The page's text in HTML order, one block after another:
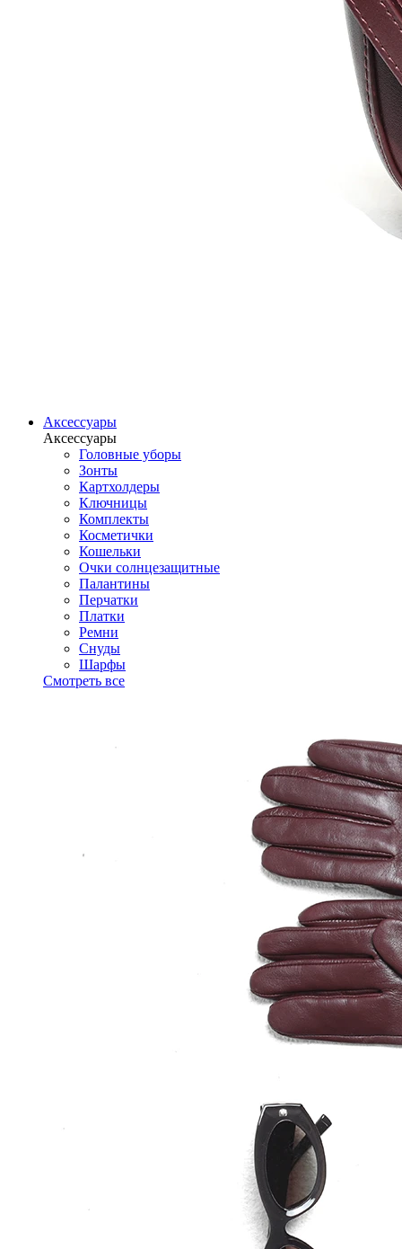
Аксессуары
Аксессуары
Головные уборы
Зонты
Картхолдеры
Ключницы
Комплекты
Косметички
Кошельки
Очки солнцезащитные
Палантины
Перчатки
Платки
Ремни
Снуды
Шарфы
Смотреть все